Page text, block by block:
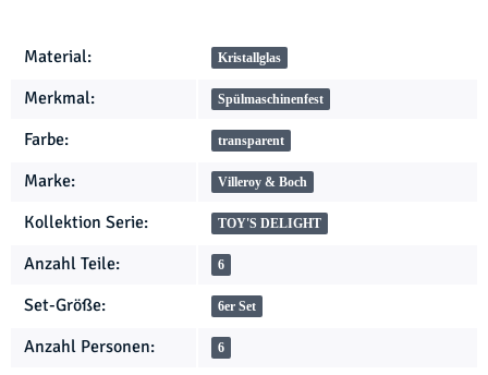
Produkteigenschaft
Wert
Material: Kristallglas
Merkmal: Spülmaschinenfest
Farbe: transparent
Marke: Villeroy & Boch
Kollektion Serie: TOY'S DELIGHT
Anzahl Teile: 6
Set-Größe: 6er Set
Anzahl Personen: 6